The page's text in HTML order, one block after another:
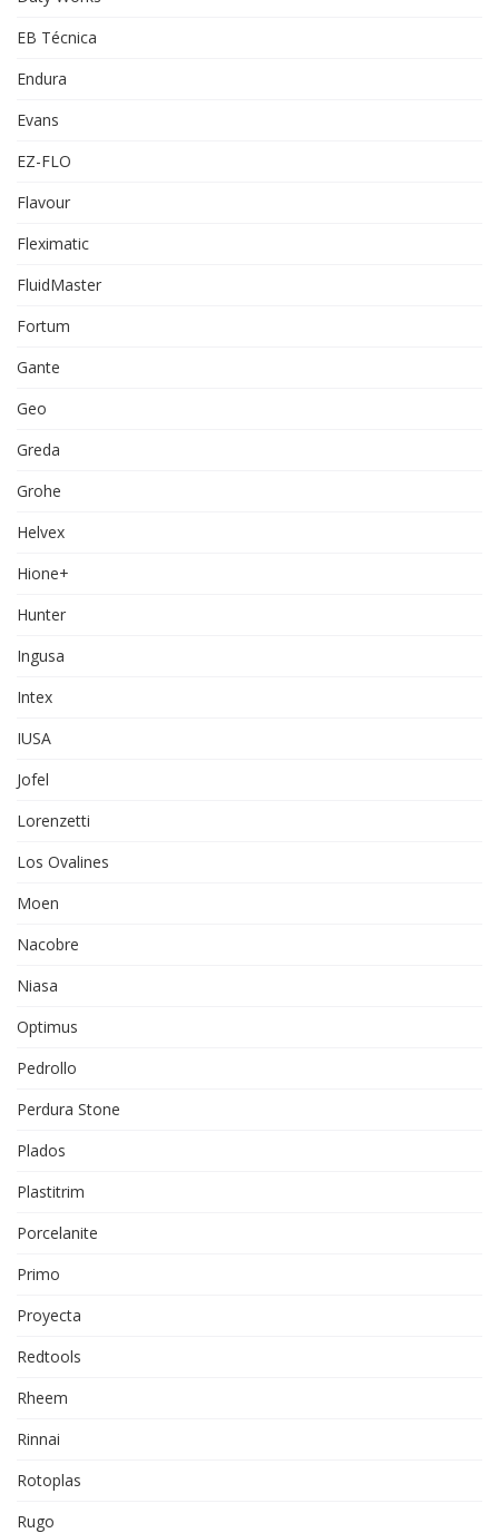
EB Técnica
Endura
Evans
EZ-FLO
Flavour
Fleximatic
FluidMaster
Fortum
Gante
Geo
Greda
Grohe
Helvex
Hione+
Hunter
Ingusa
Intex
IUSA
Jofel
Lorenzetti
Los Ovalines
Moen
Nacobre
Niasa
Optimus
Pedrollo
Perdura Stone
Plados
Plastitrim
Porcelanite
Primo
Proyecta
Redtools
Rheem
Rinnai
Rotoplas
Rugo